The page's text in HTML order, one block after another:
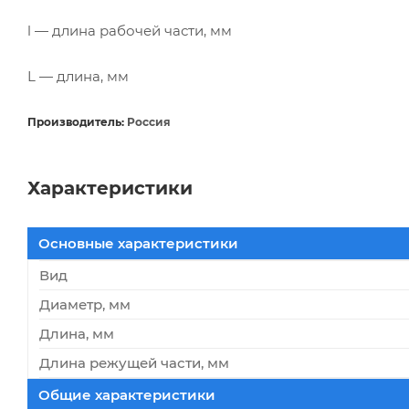
l — длина рабочей части, мм
L — длина, мм
Производитель: Россия
Характеристики
Основные характеристики
Вид
Диаметр, мм
Длина, мм
Длина режущей части, мм
Общие характеристики